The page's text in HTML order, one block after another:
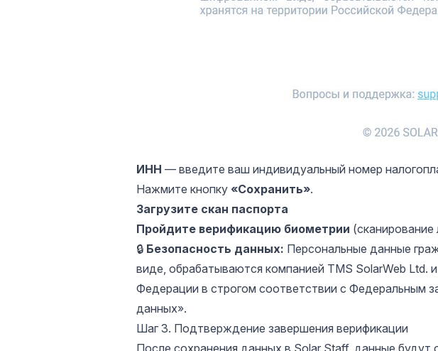
ИНН — введите ваш индивидуальный номер
Нажмите кнопку «Сохранить».
Загрузите скан паспорта
Пройдите верификацию биометрии (сканирование
🔒 Безопасность данных: Персональные данные
виде, обрабатываются компанией TMS SolarWeb Ltd.
Федерации в строгом соответствии с Федеральным
данных».
Шаг 3. Подтверждение завершения верификации